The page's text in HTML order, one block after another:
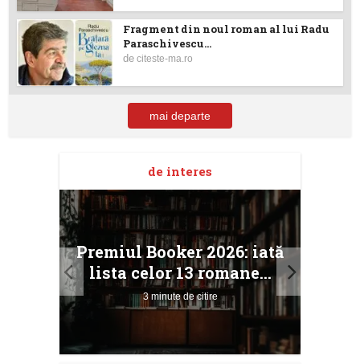
Fragment din noul roman al lui Radu
Paraschivescu...
deciteste-ma.ro
mai departe
de interes
Premiul Booker 2026: iată
lista celor 13 romane...
3 minute de citire